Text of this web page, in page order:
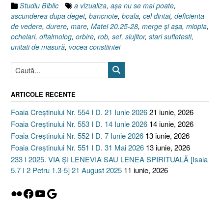
Studiu Biblic a vizualiza, aşa nu se mai poate,
ascunderea dupa deget, bancnote, boala, cel dintai, deficienta
de vedere, durere, mare, Matei 20.25-28, merge şi aşa, miopia,
ochelari, oftalmolog, orbire, rob, sef, slujitor, stari sufletesti,
unitati de masură, vocea constiintei
ARTICOLE RECENTE
Foaia Creștinului Nr. 554 I D. 21 Iunie 202621 iunie, 2026
Foaia Creștinului Nr. 553 I D. 14 Iunie 2026 14 iunie, 2026
Foaia Creștinului Nr. 552 I D. 7 Iunie 2026 13 iunie, 2026
Foaia Creștinului Nr. 551 I D. 31 Mai 2026 13 iunie, 2026
233 I 2025. VIA ȘI LENEVIA SAU LENEA SPIRITUALĂ [Isaia
5.7 I 2 Petru 1.3-5] 21 August 2025 11 iunie, 2026
Flickr
Facebook
YouTube
Google